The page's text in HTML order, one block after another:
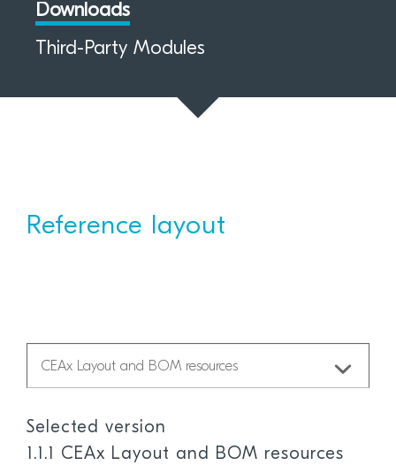
Downloads
Third-Party Modules
Reference layout
Selected version
1.1.1 CEAx Layout and BOM resources